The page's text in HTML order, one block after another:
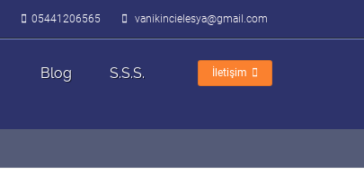
05441206565 vanikincielesya@gmail.com
Blog S.S.S. İletişim